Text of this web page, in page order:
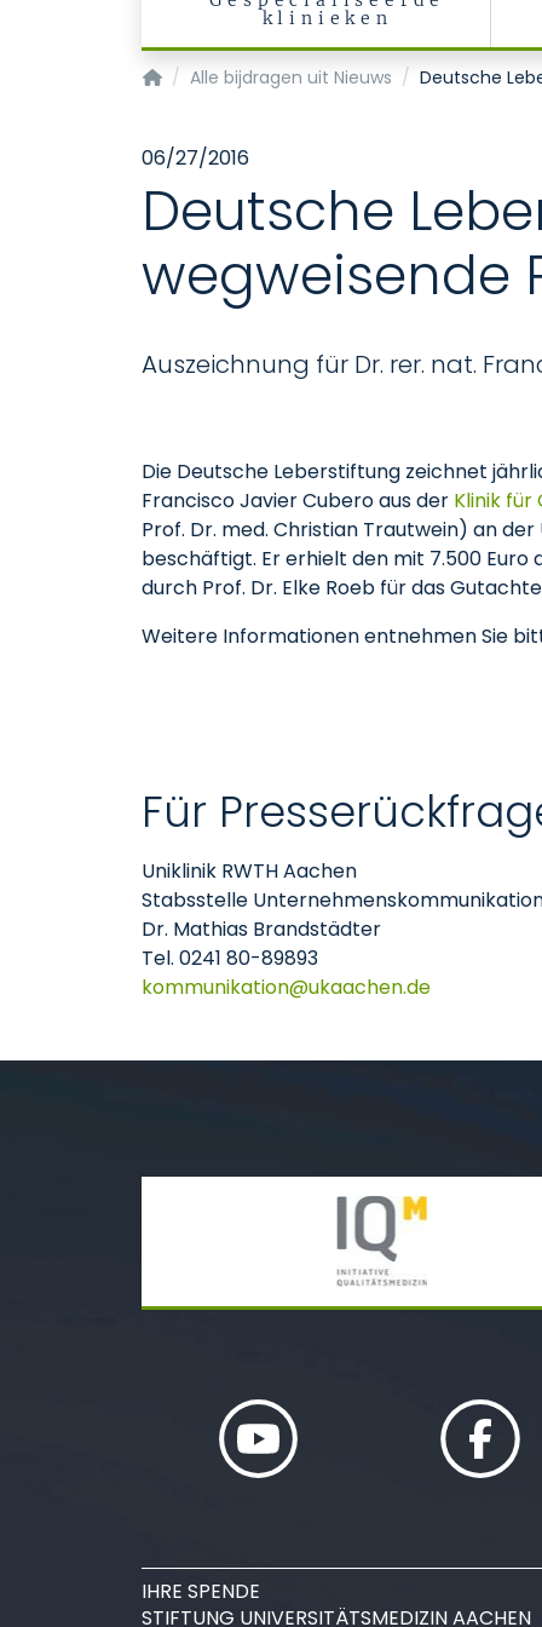
klinieken
Startpagina
Alle bijdragen uit Nieuws Deutsche
06/27/2016
Deutsche
wegweisende
Auszeichnung für Dr. rer. nat.
Die Deutsche Leberstiftung zeichnet
Francisco Javier Cubero aus der Klinik
Prof. Dr. med. Christian Trautwein) an
beschäftigt. Er erhielt den mit 7.500 Euro
durch Prof. Dr. Elke Roeb für das
Weitere Informationen entnehmen Sie
Für
Uniklinik RWTH Aachen
Stabsstelle
Dr. Mathias Brandstädter
Tel. 0241 80-89893
kommunikation
ukaachende
IHRE SPENDE
STIFTUNG UNIVERSITÄTSMEDIZIN AACHEN